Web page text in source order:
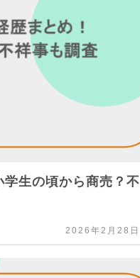
学生の頃から商売？不
2026年2月28日